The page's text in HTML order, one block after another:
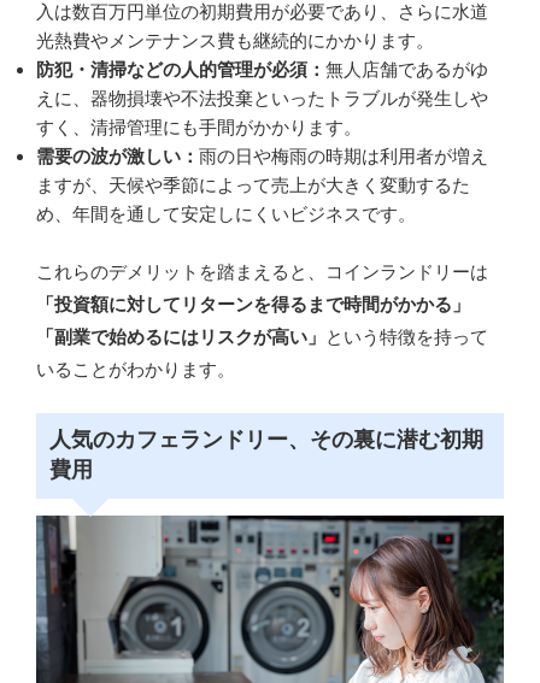
入は数百万円単位の初期費用が必要であり、さらに水道
光熱費やメンテナンス費も継続的にかかります。
防犯・清掃などの人的管理が必須： 無人店舗であるがゆ
えに、器物損壊や不法投棄といったトラブルが発生しや
すく、清掃管理にも手間がかかります。
需要の波が激しい： 雨の日や梅雨の時期は利用者が増え
ますが、天候や季節によって売上が大きく変動するた
め、年間を通して安定しにくいビジネスです。
これらのデメリットを踏まえると、コインランドリーは
「投資額に対してリターンを得るまで時間がかかる」
「副業で始めるにはリスクが高い」 という特徴を持って
いることがわかります。
人気のカフェランドリー、その裏に潜む初期
費用